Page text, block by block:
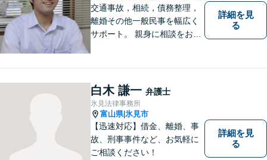
交通事故，相続，債務整理，
離婚その他一般民事を幅広く
サポート。 親身に相談をお聞
詳細を見
る
白木 謙一 弁護士
氷見法律事務所
富山県| 氷見市
【迅速対応】借金、離婚、事
故、刑事事件など、お気軽に
ご相談ください！
詳細を見
る